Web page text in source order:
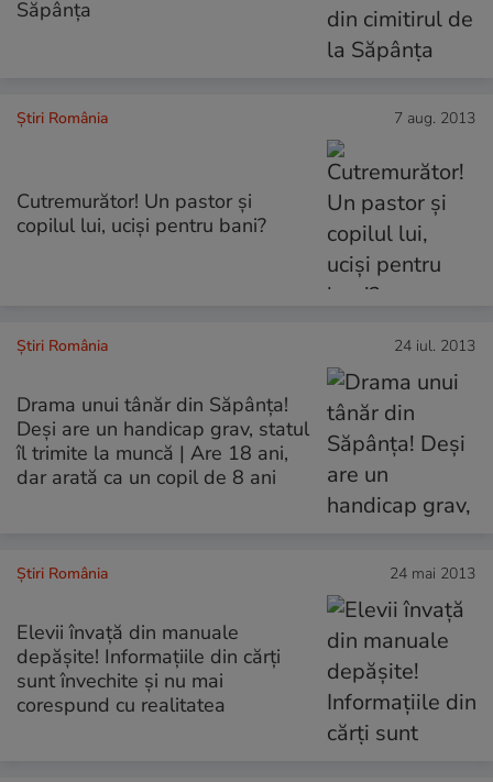
Săpânţa
Știri România 7 aug. 2013
Cutremurător! Un pastor şi
copilul lui, ucişi pentru bani?
Știri România 24 iul. 2013
Drama unui tânăr din Săpânţa!
Deşi are un handicap grav, statul
îl trimite la muncă | Are 18 ani,
dar arată ca un copil de 8 ani
Știri România 24 mai 2013
Elevii învaţă din manuale
depăşite! Informaţiile din cărţi
sunt învechite şi nu mai
corespund cu realitatea